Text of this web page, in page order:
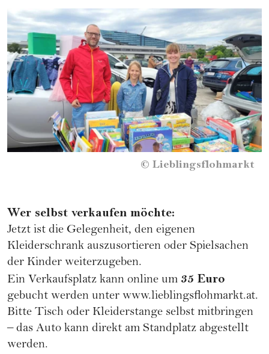
© Lieblingsflohmarkt
Wer selbst verkaufen möchte:
Jetzt ist die Gelegenheit, den eigenen
Kleiderschrank auszusortieren oder Spielsachen
der Kinder weiterzugeben.
Ein Verkaufsplatz kann online um 35 Euro
gebucht werden unter www.lieblingsflohmarkt.at.
Bitte Tisch oder Kleiderstange selbst mitbringen
– das Auto kann direkt am Standplatz abgestellt
werden.